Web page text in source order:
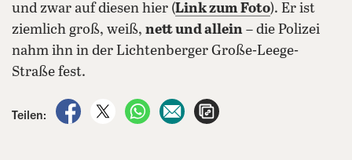
und zwar auf diesen hier (Link zum Foto). Er ist
ziemlich groß, weiß, nett und allein – die Polizei
nahm ihn in der Lichtenberger Große-Leege-
Straße fest.
Teilen:
auf Facebook teilen
auf X teilenper WhatsApp teilen
per E-Mail teilen